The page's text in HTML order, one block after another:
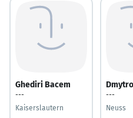
Ghediri Bacem
---
Kaiserslautern
---
Neuss